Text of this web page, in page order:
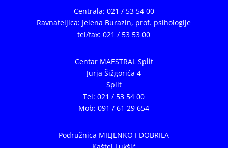
Centrala: 021 / 53 54 00
Ravnateljica: Jelena Burazin, prof. psihologije
tel/fax: 021 / 53 53 00
Centar MAESTRAL Split
Jurja Šižgorića 4
Split
Tel: 021 / 53 54 00
Mob: 091 / 61 29 654
Podružnica MILJENKO I DOBRILA